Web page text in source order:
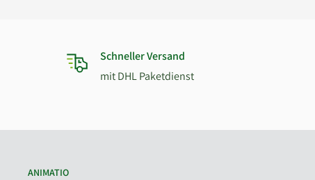
Schneller Versand
mit DHL Paketdienst
ANIMATIO